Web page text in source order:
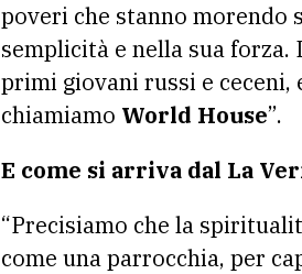
poveri che stanno morendo
semplicità e nella sua
primi giovani russi e ceceni,
chiamiamo World House”.
E come si arriva dal La
“Precisiamo che la
come una parrocchia, per